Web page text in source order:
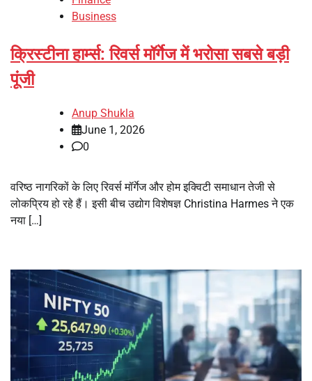
Business
क्रिस्टीना हार्म्स: रिवर्स मॉर्गेज में भरोसा सबसे बड़ी
पूंजी
Anup Shukla
June 1, 2026
0
वरिष्ठ नागरिकों के लिए रिवर्स मॉर्गेज और होम इक्विटी समाधान तेजी से
लोकप्रिय हो रहे हैं। इसी बीच उद्योग विशेषज्ञ Christina Harmes ने एक
नया […]